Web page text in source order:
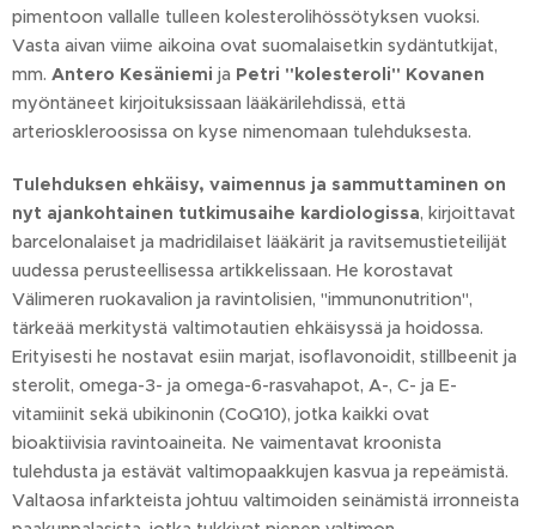
pimentoon vallalle tulleen kolesterolihössötyksen vuoksi.
Vasta aivan viime aikoina ovat suomalaisetkin sydäntutkijat,
mm. Antero Kesäniemi ja Petri "kolesteroli" Kovanen
myöntäneet kirjoituksissaan lääkärilehdissä, että
arterioskleroosissa on kyse nimenomaan tulehduksesta.
Tulehduksen ehkäisy, vaimennus ja sammuttaminen on
nyt ajankohtainen tutkimusaihe kardiologissa, kirjoittavat
barcelonalaiset ja madridilaiset lääkärit ja ravitsemustieteilijät
uudessa perusteellisessa artikkelissaan. He korostavat
Välimeren ruokavalion ja ravintolisien, "immunonutrition",
tärkeää merkitystä valtimotautien ehkäisyssä ja hoidossa.
Erityisesti he nostavat esiin marjat, isoflavonoidit, stillbeenit ja
sterolit, omega-3- ja omega-6-rasvahapot, A-, C- ja E-
vitamiinit sekä ubikinonin (CoQ10), jotka kaikki ovat
bioaktiivisia ravintoaineita. Ne vaimentavat kroonista
tulehdusta ja estävät valtimopaakkujen kasvua ja repeämistä.
Valtaosa infarkteista johtuu valtimoiden seinämistä irronneista